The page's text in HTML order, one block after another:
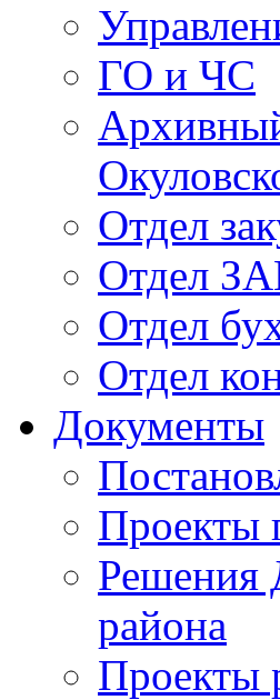
ГО и ЧС
Отдел
Отдел
Отдел
Отдел
Документы
Проекты
Решения
района
Проекты